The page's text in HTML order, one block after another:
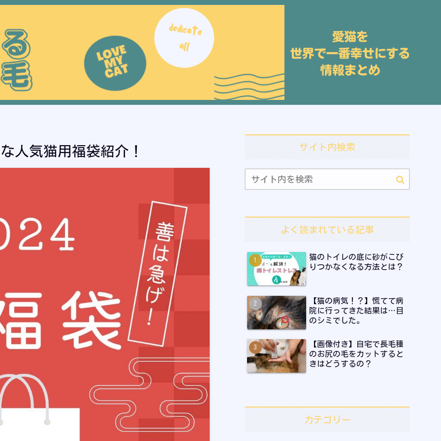
人気猫用福袋紹介！ サイト内検索
よく読まれている記事
猫のトイレの底に砂がこび
りつかなくなる方法とは？
【猫の病気！？】慌てて病
院に行ってきた結果は…目
のシミでした。
【画像付き】自宅で長毛種
のお尻の毛をカットすると
きはどうするの？
カテゴリー